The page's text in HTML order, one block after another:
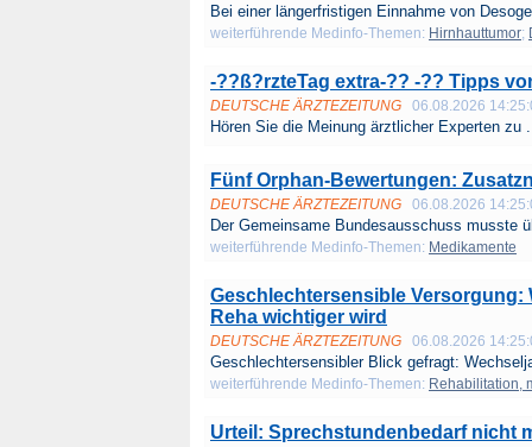
Bei einer längerfristigen Einnahme von
weiterführende Medinfo-Themen: Hirnhauttumor;
-??ß?rzteTag extra-?? -?? Tipps
DEUTSCHE ÄRZTEZEITUNG 06.08.2026
Hören Sie die Meinung ärztlicher Experten zu
Fünf Orphan-Bewertungen:
DEUTSCHE ÄRZTEZEITUNG 06.08.2026
Der Gemeinsame Bundesausschuss musste
weiterführende Medinfo-Themen: Medikamente
Geschlechtersensible
Reha wichtiger wird
DEUTSCHE ÄRZTEZEITUNG 06.08.2026
Geschlechtersensibler Blick gefragt:
weiterführende Medinfo-Themen: Rehabilitation,
Urteil: Sprechstundenbedarf nicht